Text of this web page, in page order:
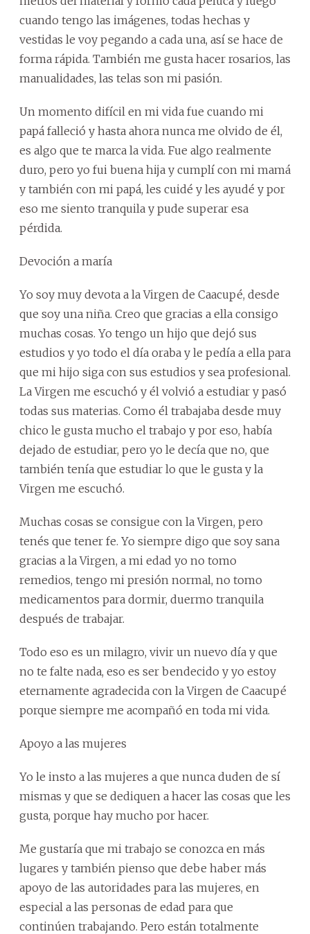
cuando tengo las imágenes, todas hechas y
vestidas le voy pegando a cada una, así se hace de
forma rápida. También me gusta hacer rosarios, las
manualidades, las telas son mi pasión.
Un momento difícil en mi vida fue cuando mi
papá falleció y hasta ahora nunca me olvido de él,
es algo que te marca la vida. Fue algo realmente
duro, pero yo fui buena hija y cumplí con mi mamá
y también con mi papá, les cuidé y les ayudé y por
eso me siento tranquila y pude superar esa
pérdida.
Devoción a maría
Yo soy muy devota a la Virgen de Caacupé, desde
que soy una niña. Creo que gracias a ella consigo
muchas cosas. Yo tengo un hijo que dejó sus
estudios y yo todo el día oraba y le pedía a ella para
que mi hijo siga con sus estudios y sea profesional.
La Virgen me escuchó y él volvió a estudiar y pasó
todas sus materias. Como él trabajaba desde muy
chico le gusta mucho el trabajo y por eso, había
dejado de estudiar, pero yo le decía que no, que
también tenía que estudiar lo que le gusta y la
Virgen me escuchó.
Muchas cosas se consigue con la Virgen, pero
tenés que tener fe. Yo siempre digo que soy sana
gracias a la Virgen, a mi edad yo no tomo
remedios, tengo mi presión normal, no tomo
medicamentos para dormir, duermo tranquila
después de trabajar.
Todo eso es un milagro, vivir un nuevo día y que
no te falte nada, eso es ser bendecido y yo estoy
eternamente agradecida con la Virgen de Caacupé
porque siempre me acompañó en toda mi vida.
Apoyo a las mujeres
Yo le insto a las mujeres a que nunca duden de sí
mismas y que se dediquen a hacer las cosas que les
gusta, porque hay mucho por hacer.
Me gustaría que mi trabajo se conozca en más
lugares y también pienso que debe haber más
apoyo de las autoridades para las mujeres, en
especial a las personas de edad para que
continúen trabajando. Pero están totalmente